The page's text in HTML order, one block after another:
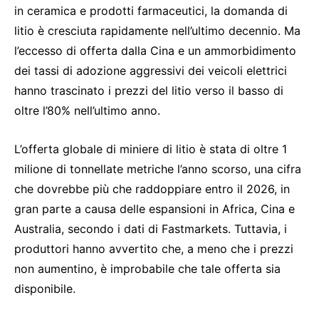
in ceramica e prodotti farmaceutici, la domanda di
litio è cresciuta rapidamente nell’ultimo decennio. Ma
l’eccesso di offerta dalla Cina e un ammorbidimento
dei tassi di adozione aggressivi dei veicoli elettrici
hanno trascinato i prezzi del litio verso il basso di
oltre l’80% nell’ultimo anno.
L’offerta globale di miniere di litio è stata di oltre 1
milione di tonnellate metriche l’anno scorso, una cifra
che dovrebbe più che raddoppiare entro il 2026, in
gran parte a causa delle espansioni in Africa, Cina e
Australia, secondo i dati di Fastmarkets. Tuttavia, i
produttori hanno avvertito che, a meno che i prezzi
non aumentino, è improbabile che tale offerta sia
disponibile.